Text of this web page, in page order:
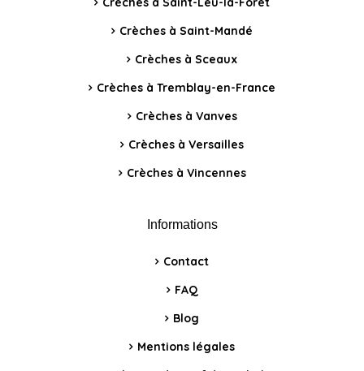
Crèches à Saint-Mandé
Crèches à Sceaux
Crèches à Tremblay-en-France
Crèches à Vanves
Crèches à Versailles
Crèches à Vincennes
Informations
Contact
FAQ
Blog
Mentions légales